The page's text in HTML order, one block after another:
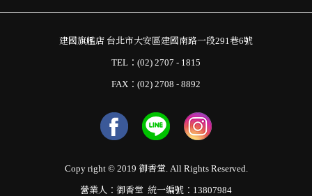
建國旗艦店 台北市大安區建國南路一段291巷6號
TEL：(02) 2707 - 1815
FAX：(02) 2708 - 8892
Copy right © 2019 御香堂. All Rights Reserved.
營業人：御香堂 統一編號：13807984